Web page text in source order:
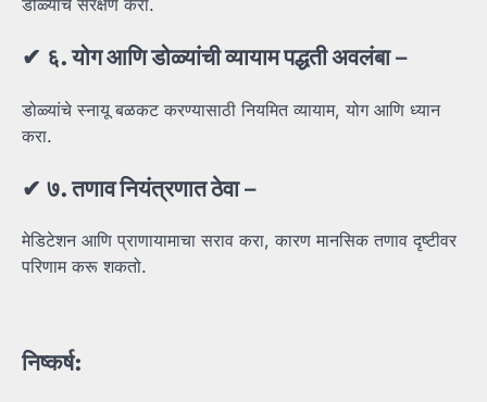
डोळ्यांचे संरक्षण करा.
✔ ६.योगआणिडोळ्यांचीव्यायामपद्धतीअवलंबा–
डोळ्यांचे स्नायू बळकट करण्यासाठी नियमित व्यायाम, योग आणि ध्यान
करा.
✔ ७.तणावनियंत्रणातठेवा–
मेडिटेशन आणि प्राणायामाचा सराव करा, कारण मानसिक तणाव दृष्टीवर
परिणाम करू शकतो.
निष्कर्ष: